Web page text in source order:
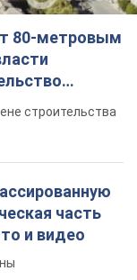
80-метровым
строительства
часть
и видео